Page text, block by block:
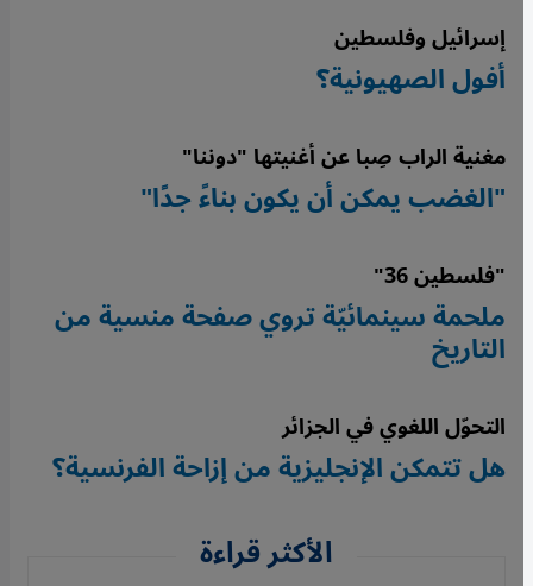
إسرائيل وفلسطين
أفول الصهيونية؟
مغنية الراب صِبا عن أغنيتها "دوننا"
"الغضب يمكن أن يكون بناءً جدًا"
"فلسطين 36"
ملحمة سينمائيّة تروي صفحة منسية من
التاريخ
التحوّل اللغوي في الجزائر
هل تتمكن الإنجليزية من إزاحة الفرنسية؟
الأكثر قراءة